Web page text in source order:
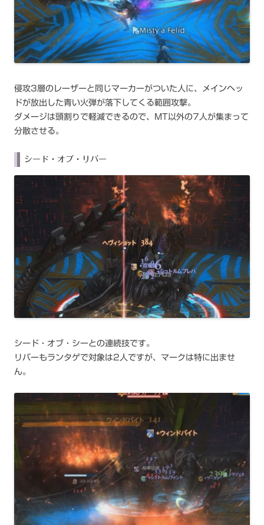
侵攻3層のレーザーと同じマーカーがついた人に、メインヘッ
ドが放出した青い火弾が落下してくる範囲攻撃。
ダメージは頭割りで軽減できるので、MT以外の7人が集まって
分散させる。
シード・オブ・リバー
シード・オブ・シーとの連続技です。
リバーもランタゲで対象は2人ですが、マークは特に出ませ
ん。